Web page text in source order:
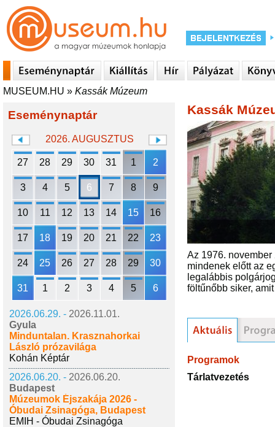
MUSEUM.HU » Kassák Múzeum
Eseménynaptár
2026. AUGUSZTUS
27 28 29 30 31 1 2
3 4 5 6 7 8 9
10 11 12 13 14 15 16
17 18 19 20 21 22 23
24 25 26 27 28 29 30
31 1 2 3 4 5 6
2026.06.29. - 2026.11.01.
Gyula
Minduntalan. Krasznahorkai
László prózavilága
Kohán Képtár
2026.06.20. - 2026.06.20.
Budapest
Múzeumok Éjszakája 2026 -
Óbudai Zsinagóga, Budapest
EMIH - Óbudai Zsinagóga
Kassák
Az 1976.
mindenek előtt az
legalábbis
föltűnőbb siker,
Programok
Tárlatvezetés